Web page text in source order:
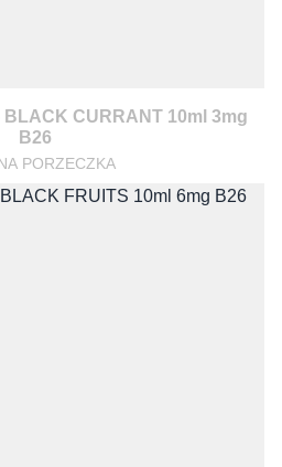
BLACK CURRANT 10ml 3mg
B26
PORZECZKA